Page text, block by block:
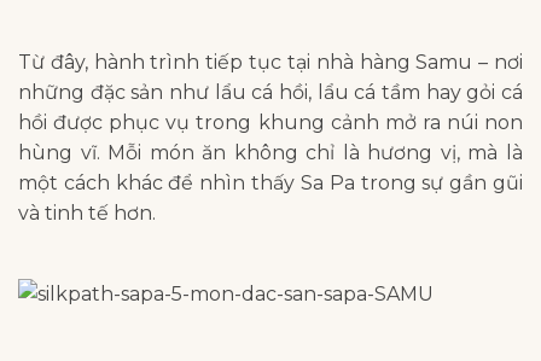
Từ đây, hành trình tiếp tục tại nhà hàng Samu – nơi
những đặc sản như lẩu cá hồi, lẩu cá tầm hay gỏi cá
hồi được phục vụ trong khung cảnh mở ra núi non
hùng vĩ. Mỗi món ăn không chỉ là hương vị, mà là
một cách khác để nhìn thấy Sa Pa trong sự gần gũi
và tinh tế hơn.